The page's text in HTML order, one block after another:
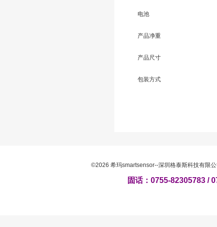
电池
产品净重
产品尺寸
包装方式
©2026 希玛smartsensor--深圳格泰斯科技有限
固话：0755-82305783 /